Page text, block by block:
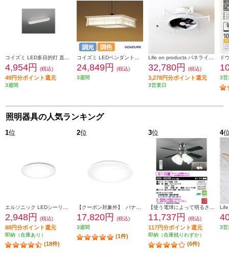
4,954円 (税込)
49円分ポイント還元
3週間
24,849円
(税込)
3週間
32,780円 (税込)
3,278円分ポイント還元
3営業日
3営
照明器具の人気ランキング
1位
2,948円 (税込)
88円分ポイント還元
即納（在庫あり）
(18件)
2位
17,820円
(税込)
3週間
(1件)
3位
11,737円 (税込)
117円分ポイント還元
即納（在庫残りわずか）
(6件)
4
3営